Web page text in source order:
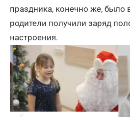
праздника, конечно же, было
родители получили заряд
настроения.